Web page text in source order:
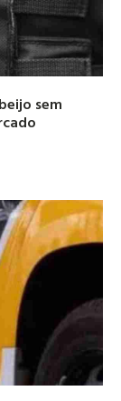
sem